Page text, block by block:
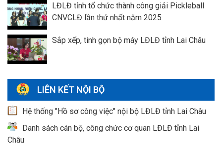
LĐLĐ tỉnh tổ chức thành công giải Pickleball
CNVCLĐ lần thứ nhất năm 2025
Sắp xếp, tinh gọn bộ máy LĐLĐ tỉnh Lai Châu
LIÊN KẾT NỘI BỘ
Hệ thống "Hồ sơ công việc" nội bộ LĐLĐ tỉnh Lai Châu
Danh sách cán bộ, công chức cơ quan LĐLĐ tỉnh Lai
Châu